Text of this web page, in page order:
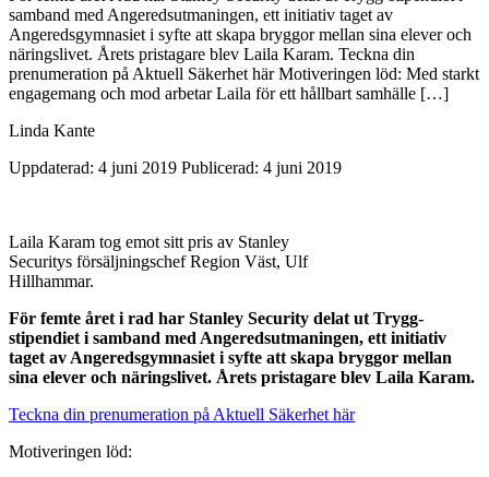
samband med Angeredsutmaningen, ett initiativ taget av
Angeredsgymnasiet i syfte att skapa bryggor mellan sina elever och
näringslivet. Årets pristagare blev Laila Karam. Teckna din
prenumeration på Aktuell Säkerhet här Motiveringen löd: Med starkt
engagemang och mod arbetar Laila för ett hållbart samhälle […]
Linda Kante
Uppdaterad: 4 juni 2019 Publicerad: 4 juni 2019
Laila Karam tog emot sitt pris av Stanley
Securitys försäljningschef Region Väst, Ulf
Hillhammar.
För femte året i rad har Stanley Security delat ut Trygg-
stipendiet i samband med Angeredsutmaningen, ett initiativ
taget av Angeredsgymnasiet i syfte att skapa bryggor mellan
sina elever och näringslivet. Årets pristagare blev Laila Karam.
Teckna din prenumeration på Aktuell Säkerhet här
Motiveringen löd: